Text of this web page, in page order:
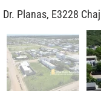
Dr. Planas, E3228